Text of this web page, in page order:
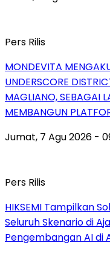
Pers Rilis
MONDEVITA
UNDERSCORE
MAGLIANO, SEBAGAI
MEMBANGUN
Jumat, 7 Agu 2026 -
Pers Rilis
HIKSEMI Tampilkan
Seluruh Skenario di
Pengembangan AI di